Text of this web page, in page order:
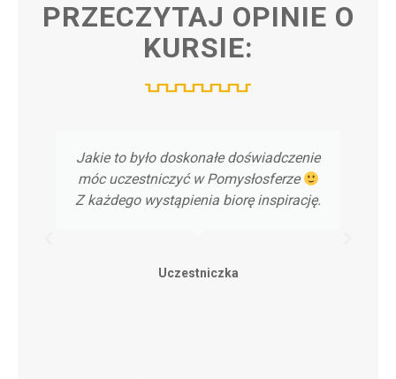
PRZECZYTAJ OPINIE O
KURSIE:
Jakie to było doskonałe doświadczenie
móc uczestniczyć w Pomysłosferze
Z każdego wystąpienia biorę inspirację.
Uczestniczka